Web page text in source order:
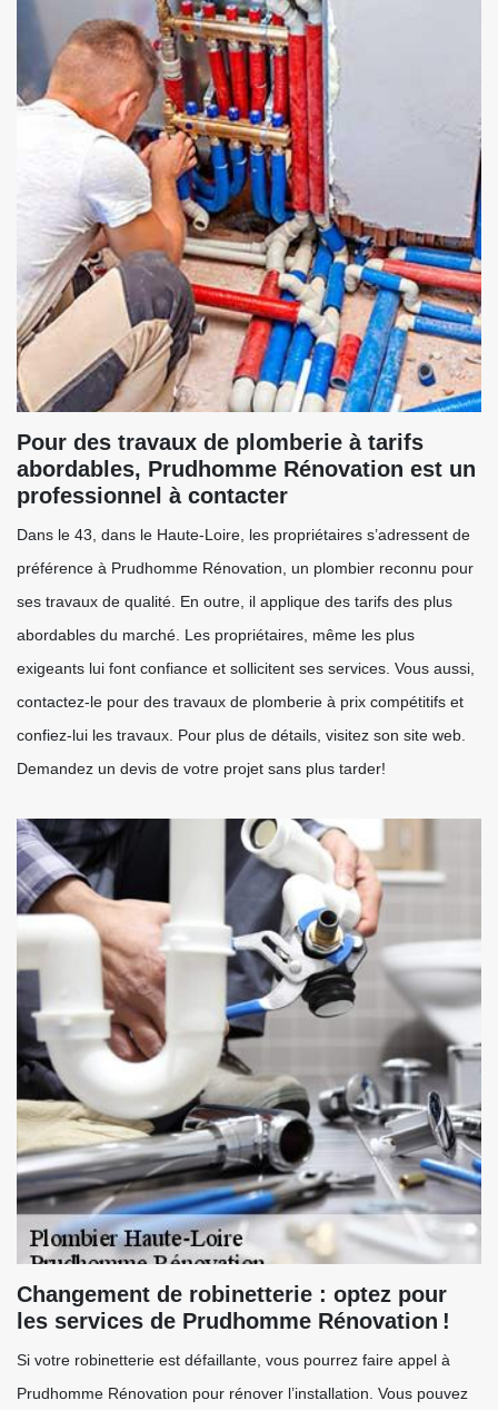
Pour des travaux de plomberie à tarifs
abordables, Prudhomme Rénovation est un
professionnel à contacter
Dans le 43, dans le Haute-Loire, les propriétaires s’adressent de
préférence à Prudhomme Rénovation, un plombier reconnu pour
ses travaux de qualité. En outre, il applique des tarifs des plus
abordables du marché. Les propriétaires, même les plus
exigeants lui font confiance et sollicitent ses services. Vous aussi,
contactez-le pour des travaux de plomberie à prix compétitifs et
confiez-lui les travaux. Pour plus de détails, visitez son site web.
Demandez un devis de votre projet sans plus tarder!
Changement de robinetterie : optez pour
les services de Prudhomme Rénovation !
Si votre robinetterie est défaillante, vous pourrez faire appel à
Prudhomme Rénovation pour rénover l’installation. Vous pouvez